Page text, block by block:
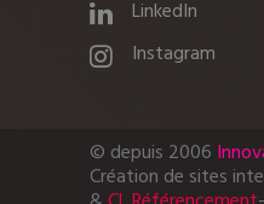
LinkedIn
Instagram
© depuis 2006
Création de sites